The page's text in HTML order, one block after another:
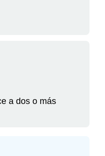
a dos o más